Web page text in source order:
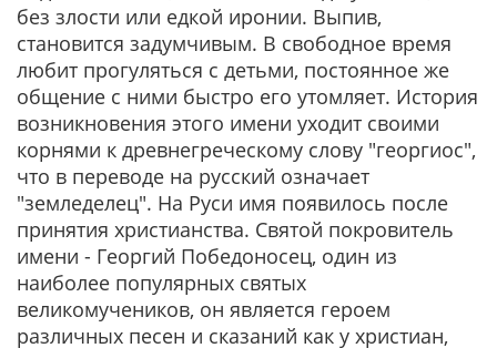
без злости или едкой иронии. Выпив,
становится задумчивым. В свободное время
любит прогуляться с детьми, постоянное же
общение с ними быстро его утомляет. История
возникновения этого имени уходит своими
корнями к древнегреческому слову "георгиос",
что в переводе на русский означает
"земледелец". На Руси имя появилось после
принятия христианства. Святой покровитель
имени - Георгий Победоносец, один из
наиболее популярных святых
великомучеников, он является героем
различных песен и сказаний как у христиан,